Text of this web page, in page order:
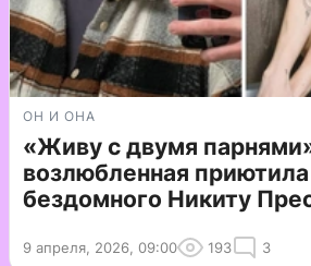
ОН И ОНА
«Живу с двумя
возлюбленная приютила
бездомного Никиту
9 апреля, 2026, 09:00 193 3